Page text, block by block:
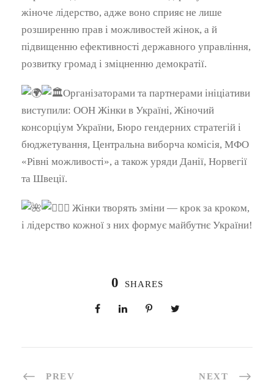
жіноче лідерство, адже воно сприяє не лише
розширенню прав і можливостей жінок, а й
підвищенню ефективності державного управління,
розвитку громад і зміцненню демократії.
Організаторами та партнерами ініціативи
виступили: ООН Жінки в Україні, Жіночий
консорціум України, Бюро гендерних стратегій і
бюджетування, Центральна виборча комісія, МФО
«Рівні можливості», а також уряди Данії, Норвегії
та Швеції.
Жінки творять зміни — крок за кроком,
і лідерство кожної з них формує майбутнє України!
0 SHARES
PREV NEXT